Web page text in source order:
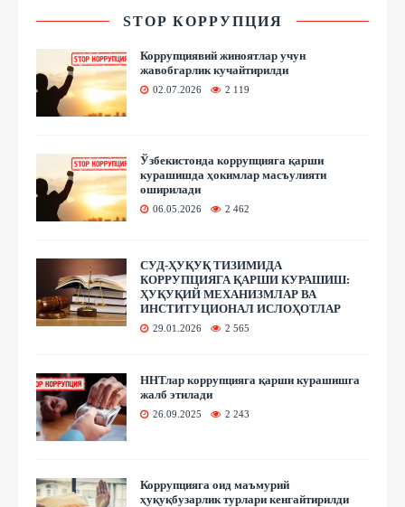
STOP КОРРУПЦИЯ
Коррупциявий жиноятлар учун
жавобгарлик кучайтирилди
02.07.2026 2 119
Ўзбекистонда коррупцияга қарши
курашишда ҳокимлар масъулияти
оширилади
06.05.2026 2 462
СУД-ҲУҚУҚ ТИЗИМИДА
КОРРУПЦИЯГА ҚАРШИ КУРАШИШ:
ҲУҚУҚИЙ МЕХАНИЗМЛАР ВА
ИНСТИТУЦИОНАЛ ИСЛОҲОТЛАР
29.01.2026 2 565
ННТлар коррупцияга қарши курашишга
жалб этилади
26.09.2025 2 243
Коррупцияга оид маъмурий
ҳуқуқбузарлик турлари кенгайтирилди